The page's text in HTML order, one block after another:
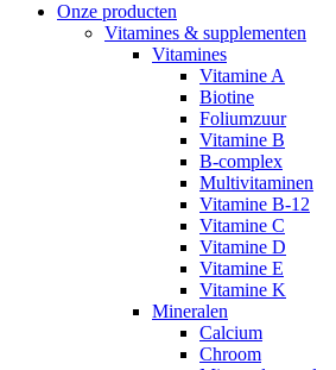
Onze producten
Vitamines & supplementen
Vitamines
Vitamine A
Biotine
Foliumzuur
Vitamine B
B-complex
Multivitaminen
Vitamine B-12
Vitamine C
Vitamine D
Vitamine E
Vitamine K
Mineralen
Calcium
Chroom